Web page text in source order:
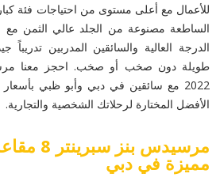
للأعمال مع أعلى مستوى من احتياجات فئة
الساطعة مصنوعة من الجلد عالي الثمن مع
الدرجة العالية والسائقين المدربين
2022 مع سائقين في دبي وأبو ظبي
الأفضل المختارة لرحلاتك الشخصية والتجارية.
مميزة في دبي